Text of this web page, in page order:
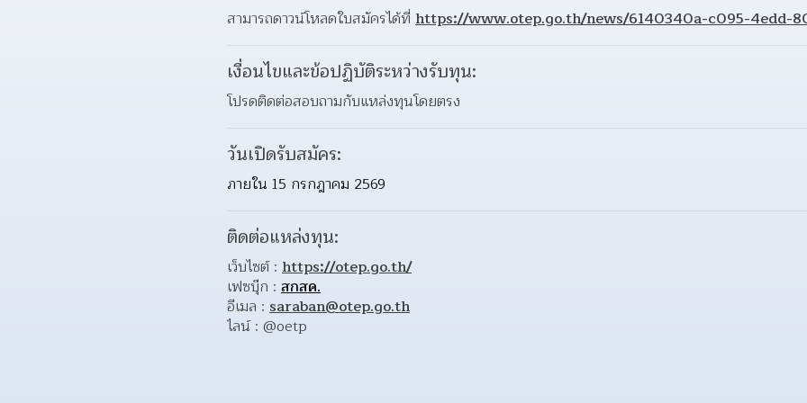
สามารถดาวน์โหลดใบสมัครได้ที่ https://www.otep.go.th/news/6140340a-c095-4edd-
เงื่อนไขและข้อปฏิบัติระหว่างรับทุน:
โปรดติดต่อสอบถามกับแหล่งทุนโดยตรง
วันเปิดรับสมัคร:
ภายใน 15 กรกฎาคม 2569
ติดต่อแหล่งทุน:
เว็บไซต์ : https://otep.go.th/
เฟซบุ๊ก : สกสค.
อีเมล : saraban@otep.go.th
ไลน์ : @oetp